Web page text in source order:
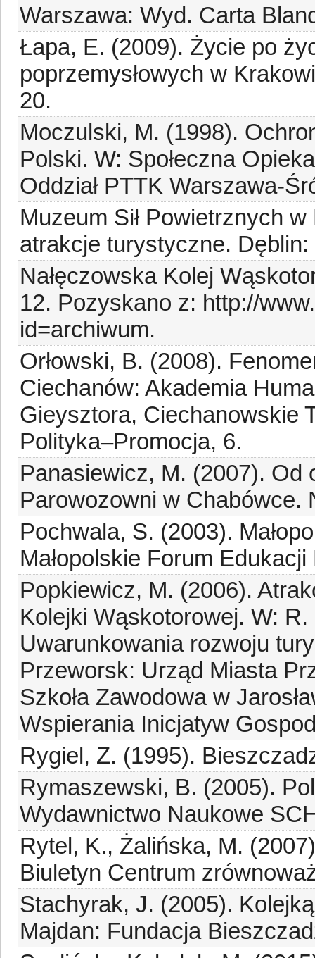
Warszawa: Wyd. Carta
Łapa, E. (2009). Życie po
poprzemysłowych w
20.
Moczulski, M. (1998).
Polski. W: Społeczna
Oddział PTTK Warszawa-
Muzeum Sił Powietrznych
atrakcje turystyczne.
Nałęczowska Kolej
12. Pozyskano z: http://
id=archiwum.
Orłowski, B. (2008).
Ciechanów: Akademia
Gieysztora, Ciechanowskie
Polityka–Promocja, 6.
Panasiewicz, M. (2007). Od
Parowozowni w Chabówce.
Pochwala, S. (2003).
Małopolskie Forum
Popkiewicz, M. (2006).
Kolejki Wąskotorowej. W:
Uwarunkowania rozwoju
Przeworsk: Urząd Miasta
Szkoła Zawodowa w
Wspierania Inicjatyw
Rygiel, Z. (1995).
Rymaszewski, B. (2005).
Wydawnictwo Naukowe
Rytel, K., Żalińska, M.
Biuletyn Centrum
Stachyrak, J. (2005).
Majdan: Fundacja